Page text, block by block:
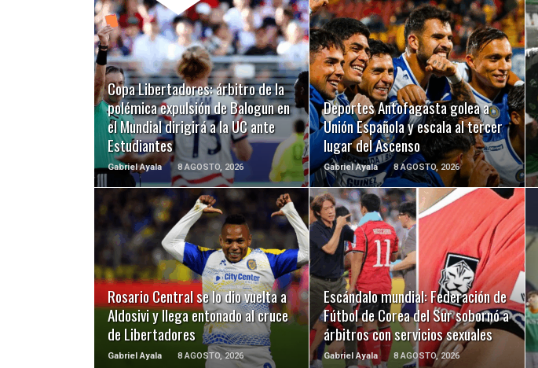
Copa Libertadores: árbitro de la
polémica expulsión de Balogun en
el Mundial dirigirá a la UC ante
Estudiantes
Gabriel Ayala 8 AGOSTO, 2026
LEER MÁS
Deportes Antofagasta golea a
Unión Española y escala al tercer
lugar del Ascenso
Gabriel Ayala 8 AGOSTO, 2026
LEER MÁS
Rosario Central se lo dio vuelta a
Aldosivi y llega entonado al cruce
de Libertadores
Gabriel Ayala 8 AGOSTO, 2026
LEER MÁS
Escándalo mundial: Federación de
Fútbol de Corea del Sur sobornó a
árbitros con servicios sexuales
Gabriel Ayala 8 AGOSTO, 2026
LEER MÁS